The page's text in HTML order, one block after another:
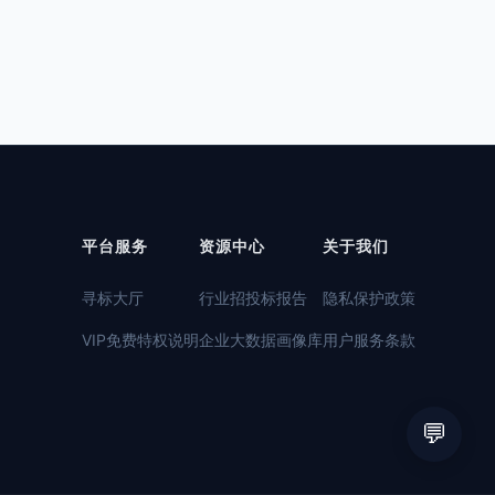
平台服务
寻标大厅
VIP免费特权说明
资源中心
行业招投标报告
企业大数据画像库
关于我们
隐私保护政策
用户服务条款
💬